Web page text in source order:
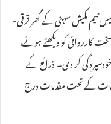
ٹیم مکیش سہنی کے گھر قرقی-
کارروائی کو دیکھتے ہوئے،
کر دی۔ ذرائع کے
کے تحت مقدمات درج